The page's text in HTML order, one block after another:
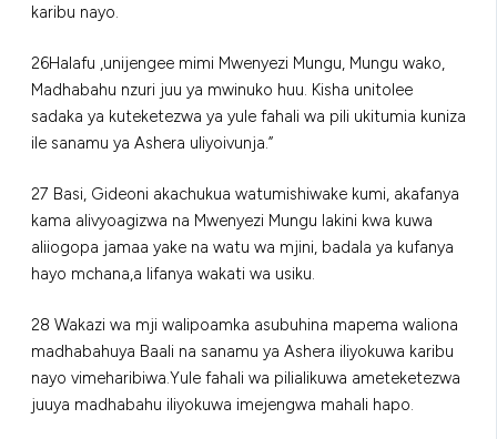
karibu nayo.
26Halafu ,unijengee mimi Mwenyezi­ Mungu, Mungu wako,
Madhabahu nzuri juu ya mwinuko huu. Kisha unitolee
sadaka ya kuteketezwa ya yule fahali wa pili ukitumia kuniza
ile sanamu ya Ashera uliyoivunja.”
27 Basi, Gideoni akachukua watumishiwake kumi, akafanya
kama alivyoagizwa na Mwenyezi­ Mungu lakini kwa kuwa
aliiogopa jamaa yake na watu wa mjini, badala ya kufanya
hayo mchana,a lifanya wakati wa usiku.
28 Wakazi wa mji walipoamka asubuhina mapema waliona
madhabahuya Baali na sanamu ya Ashera iliyokuwa karibu
nayo vimeharibiwa.Yule fahali wa pilialikuwa ameteketezwa
juuya madhabahu iliyokuwa imejengwa mahali hapo.